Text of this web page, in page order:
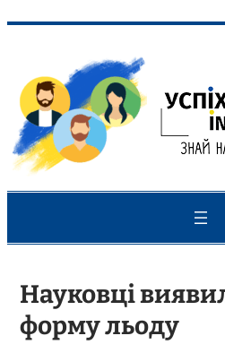
вмісту
Науковці
форму льоду